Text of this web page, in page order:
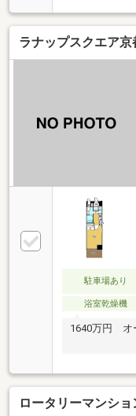
浴室乾燥機な
ます。
ラナップスクエア京
駐車場あり
浴室乾燥機
1640万円 オ
ロータリーマンシ